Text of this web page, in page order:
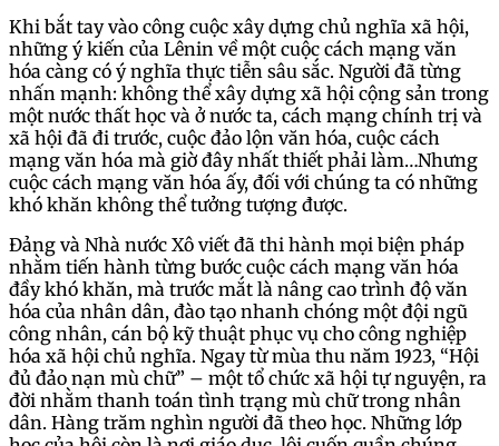
Khi bắt tay vào công cuộc xây dựng chủ nghĩa xã hội,
những ý kiến của Lênin về một cuộc cách mạng văn
hóa càng có ý nghĩa thực tiễn sâu sắc. Người đã từng
nhấn mạnh: không thể xây dựng xã hội cộng sản trong
một nước thất học và ở nước ta, cách mạng chính trị và
xã hội đã đi trước, cuộc đảo lộn văn hóa, cuộc cách
mạng văn hóa mà giờ đây nhất thiết phải làm…Nhưng
cuộc cách mạng văn hóa ấy, đối với chúng ta có những
khó khăn không thể tưởng tượng được.
Đảng và Nhà nước Xô viết đã thi hành mọi biện pháp
nhằm tiến hành từng bước cuộc cách mạng văn hóa
đầy khó khăn, mà trước mắt là nâng cao trình độ văn
hóa của nhân dân, đào tạo nhanh chóng một đội ngũ
công nhân, cán bộ kỹ thuật phục vụ cho công nghiệp
hóa xã hội chủ nghĩa. Ngay từ mùa thu năm 1923, “Hội
đủ đảo nạn mù chữ” – một tổ chức xã hội tự nguyện, ra
đời nhằm thanh toán tình trạng mù chữ trong nhân
dân. Hàng trăm nghìn người đã theo học. Những lớp